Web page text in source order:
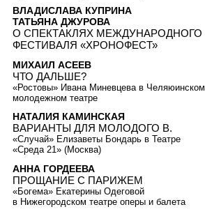
ВЛАДИСЛАВА КУПРИНА
ТАТЬЯНА ДЖУРОВА
О СПЕКТАКЛЯХ МЕЖДУНАРОДНОГО
ФЕСТИВАЛЯ «ХРОНОФЕСТ»
МИХАИЛ АСЕЕВ
ЧТО ДАЛЬШЕ?
«Ростовы» Ивана Миневцева в Челяюинском
молодежном театре
НАТАЛИЯ КАМИНСКАЯ
ВАРИАНТЫ ДЛЯ МОЛОДОГО В.
«Случай» Елизаветы Бондарь в Театре
«Среда 21» (Москва)
АННА ГОРДЕЕВА
ПРОЩАНИЕ С ПАРИЖЕМ
«Богема» Екатерины Одеговой
в Нижегородском театре оперы и балета